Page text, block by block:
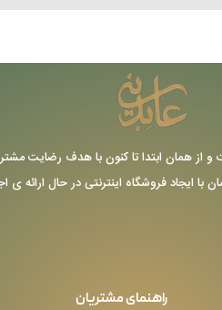
تاسیس گردیده است و از همان ابتدا تا کنون
با ایجاد فروشگاه اینترنتی در حال ارائه
راهنمای مشتریان